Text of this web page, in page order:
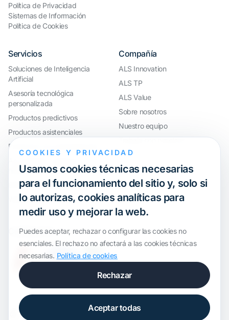
Política de Privacidad
Sistemas de Información
Política de Cookies
Servicios
Soluciones de Inteligencia
Artificial
Asesoría tecnológica
personalizada
Productos predictivos
Productos asistenciales
Productos de automatización
financiero avanzado
ERP y control horario a medida
Webinar
Compañía
ALS Innovation
ALS TP
ALS Value
Sobre nosotros
Nuestro equipo
Trabaja con nosotros
Certificación
COOKIES Y PRIVACIDAD
Usamos cookies técnicas necesarias
para el funcionamiento del sitio y, solo si
lo autorizas, cookies analíticas para
medir uso y mejorar la web.
Puedes aceptar, rechazar o configurar las cookies no
esenciales. El rechazo no afectará a las cookies técnicas
necesarias. Política de cookies
Rechazar
Aceptar todas